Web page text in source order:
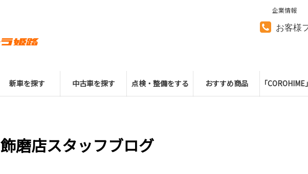
お客様
新車を探す 中古車を探す 点検・整備をする おすすめ商品 「
企業情報
飾磨店スタッフブログ